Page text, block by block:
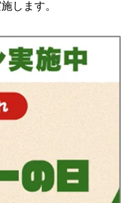
読
込
み
中
します。